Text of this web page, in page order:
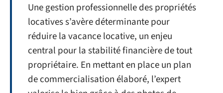
Une gestion professionnelle des propriétés
locatives s’avère déterminante pour
réduire la vacance locative, un enjeu
central pour la stabilité financière de tout
propriétaire. En mettant en place un plan
de commercialisation élaboré, l’expert